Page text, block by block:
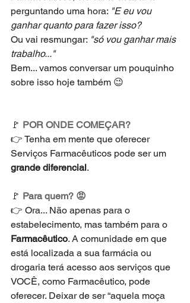
perguntando uma hora: "E eu vou
ganhar quanto para fazer isso?
Ou vai resmungar: "só vou ganhar mais
trabalho..."
Bem... vamos conversar um pouquinho
sobre isso hoje também 😉
🚩 POR ONDE COMEÇAR?
👉 Tenha em mente que oferecer
Serviços Farmacêuticos pode ser um
grande diferencial.
🚩 Para quem? 😡
👉 Ora... Não apenas para o
estabelecimento, mas também para o
Farmacêutico. A comunidade em que
está localizada a sua farmácia ou
drogaria terá acesso aos serviços que
VOCÊ, como Farmacêutico, pode
oferecer. Deixar de ser “aquela moça